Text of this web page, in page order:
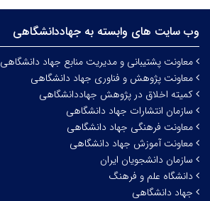
وب سایت های وابسته به جهاددانشگاهی
معاونت پشتیبانی و مدیریت منابع جهاد دانشگاهی
معاونت پژوهش و فناوری جهاد دانشگاهی
کمیته اخلاق در پژوهش جهاددانشگاهی
سازمان انتشارات جهاد دانشگاهی
معاونت فرهنگی جهاد دانشگاهی
معاونت آموزش جهاد دانشگاهی
سازمان دانشجویان ایران
دانشگاه علم و فرهنگ
جهاد دانشگاهی